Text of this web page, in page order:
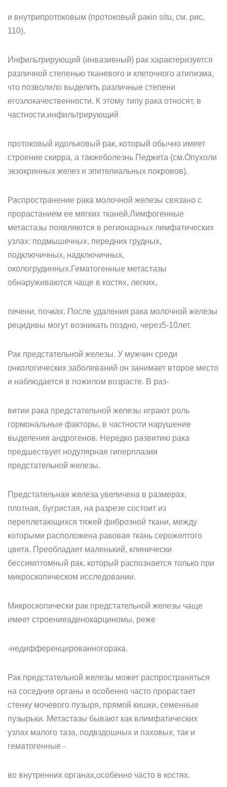
и внутрипротоковым (протоковый ракin situ, см. рис.
110).
Инфильтрирующий (инвазивный) рак характеризуется
различной степенью тканевого и клеточного атипизма,
что позволило выделить различные степени
егозлокачественности. К этому типу рака относят, в
частности,инфильтрирующий
протоковый идольковый рак, который обычно имеет
строение скирра, а такжеболезнь Педжета (см.Опухоли
экзокринных желез и эпителиальных покровов).
Распространение рака молочной железы связано с
прорастанием ее мягких тканей.Лимфогенные
метастазы появляются в регионарных лимфатических
узлах: подмышечных, передних грудных,
подключичных, надключичных,
окологрудинных.Гематогенные метастазы
обнаруживаются чаще в костях, легких,
печени, почках. После удаления рака молочной железы
рецидивы могут возникать поздно, через5-10лет.
Рак предстательной железы. У мужчин среди
онкологических заболеваний он занимает второе место
и наблюдается в пожилом возрасте. В раз-
витии рака предстательной железы играют роль
гормональные факторы, в частности нарушение
выделения андрогенов. Нередко развитию рака
предшествует нодулярная гиперплазия
предстательной железы.
Предстательная железа увеличена в размерах,
плотная, бугристая, на разрезе состоит из
переплетающихся тяжей фиброзной ткани, между
которыми расположена раковая ткань серожелтого
цвета. Преобладает маленький, клинически
бессимптомный рак, который распознается только при
микроскопическом исследовании.
Микроскопически рак предстательной железы чаще
имеет строениеаденокарциномы, реже
-недифференцированногорака.
Рак предстательной железы может распространяться
на соседние органы и особенно часто прорастает
стенку мочевого пузыря, прямой кишки, семенные
пузырьки. Метастазы бывают как влимфатических
узлах малого таза, подвздошных и паховых, так и
гематогенные -
во внутренних органах,особенно часто в костях.